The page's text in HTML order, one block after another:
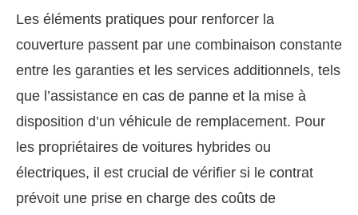
Les éléments pratiques pour renforcer la
couverture passent par une combinaison constante
entre les garanties et les services additionnels, tels
que l’assistance en cas de panne et la mise à
disposition d’un véhicule de remplacement. Pour
les propriétaires de voitures hybrides ou
électriques, il est crucial de vérifier si le contrat
prévoit une prise en charge des coûts de